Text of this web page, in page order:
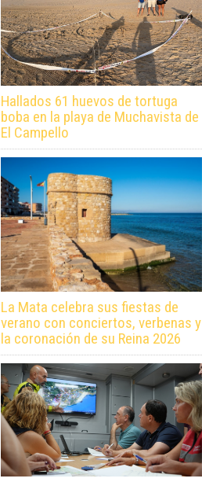
Hallados 61 huevos de tortuga
boba en la playa de Muchavista de
El Campello
La Mata celebra sus fiestas de
verano con conciertos, verbenas y
la coronación de su Reina 2026